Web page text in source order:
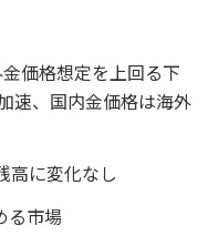
価格想定を上回る下
速、国内金価格は海外
高に変化なし
る市場